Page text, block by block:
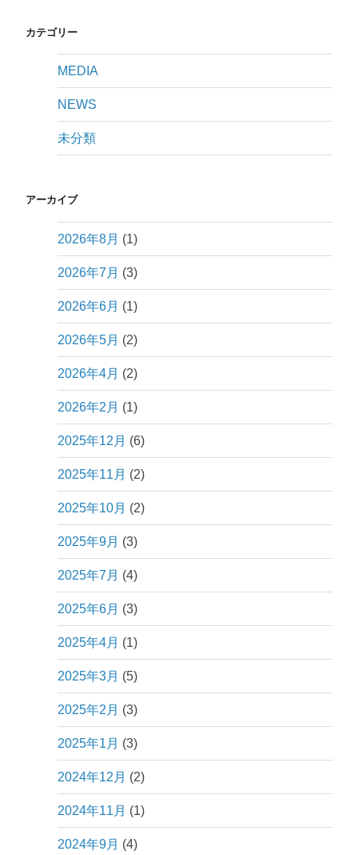
カテゴリー
MEDIA
NEWS
未分類
アーカイブ
2026年8月 (1)
2026年7月 (3)
2026年6月 (1)
2026年5月 (2)
2026年4月 (2)
2026年2月 (1)
2025年12月 (6)
2025年11月 (2)
2025年10月 (2)
2025年9月 (3)
2025年7月 (4)
2025年6月 (3)
2025年4月 (1)
2025年3月 (5)
2025年2月 (3)
2025年1月 (3)
2024年12月 (2)
2024年11月 (1)
2024年9月 (4)